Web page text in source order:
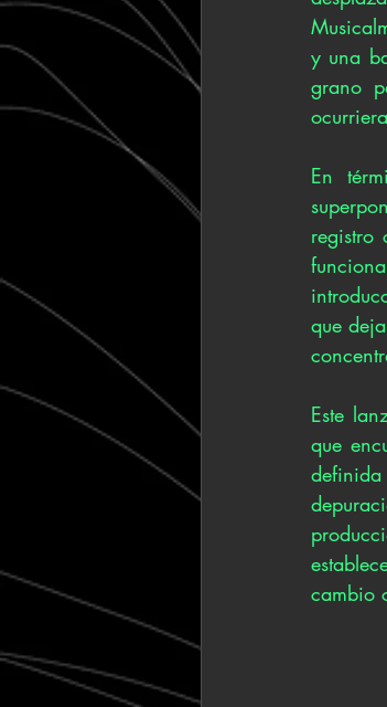
y una
grano
En
registro
que
Este
que
cambio